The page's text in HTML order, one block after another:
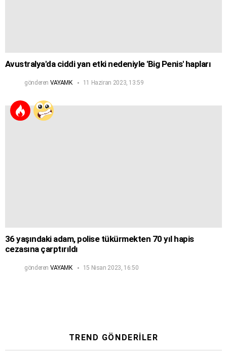
Avustralya'da ciddi yan etki nedeniyle 'Big Penis' hapları
gönderen VAYAMK 11 Haziran 2023, 13:59
36 yaşındaki adam, polise tükürmekten 70 yıl hapis
cezasına çarptırıldı
gönderen VAYAMK 15 Nisan 2023, 16:50
TREND GÖNDERILER